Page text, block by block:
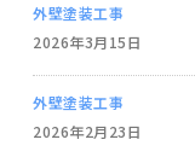
外壁塗装工事
2026年3月15日
外壁塗装工事
2026年2月23日